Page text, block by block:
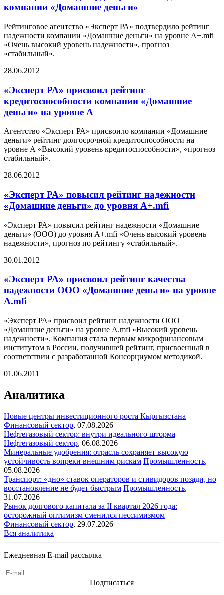
компании «Домашние деньги»
Рейтинговое агентство «Эксперт РА» подтвердило рейтинг
надежности компании «Домашние деньги» на уровне А+.mfi
«Очень высокий уровень надежности», прогноз
«стабильный».
28.06.2012
«Эксперт РА» присвоил рейтинг
кредитоспособности компании «Домашние
деньги» на уровне А
Агентство «Эксперт РА» присвоило компании «Домашние
деньги» рейтинг долгосрочной кредитоспособности на
уровне А «Высокий уровень кредитоспособности», «прогноз
стабильный».
28.06.2012
«Эксперт РА» повысил рейтинг надежности
«Домашние деньги» до уровня А+.mfi
«Эксперт РА» повысил рейтинг надежности «Домашние
деньги» (ООО) до уровня А+.mfi «Очень высокий уровень
надежности», прогноз по рейтингу «стабильный».
30.01.2012
«Эксперт РА» присвоил рейтинг качества
надежности ООО «Домашние деньги» на уровне
А.mfi
«Эксперт РА» присвоил рейтинг надежности ООО
«Домашние деньги» на уровне А.mfi «Высокий уровень
надежности». Компания стала первым микрофинансовым
институтом в России, получившей рейтинг, присвоенный в
соответствии с разработанной Консорциумом методикой.
01.06.2011
Аналитика
Новые центры инвестиционного роста Кыргызстана
Финансовый сектор, 07.08.2026
Нефтегазовый сектор: внутри идеального шторма
Нефтегазовый сектор, 06.08.2026
Минеральные удобрения: отрасль сохраняет высокую
устойчивость вопреки внешним рискам Промышленность,
05.08.2026
Транспорт: «дно» ставок операторов и стивидоров позади, но
восстановление не будет быстрым Промышленность,
31.07.2026
Рынок долгового капитала за II квартал 2026 года:
осторожный оптимизм сменился пессимизмом
Финансовый сектор, 29.07.2026
Вся аналитика
Ежедневная E-mail рассылка
Подписаться